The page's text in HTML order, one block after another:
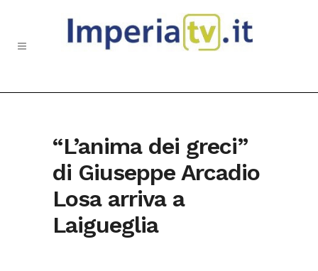
“L’anima dei greci”
di Giuseppe Arcadio
Losa arriva a
Laigueglia